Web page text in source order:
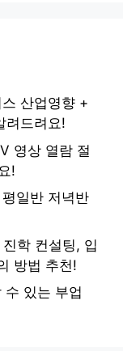
산업영향 +
려드려요!
영상 열람 절
!
일반 저녁반
학 컨설팅, 입
방법 추천!
있는 부업